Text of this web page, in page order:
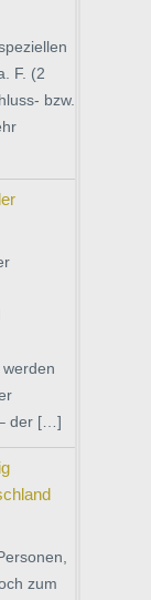
F. (2
bzw.
der […]
zum